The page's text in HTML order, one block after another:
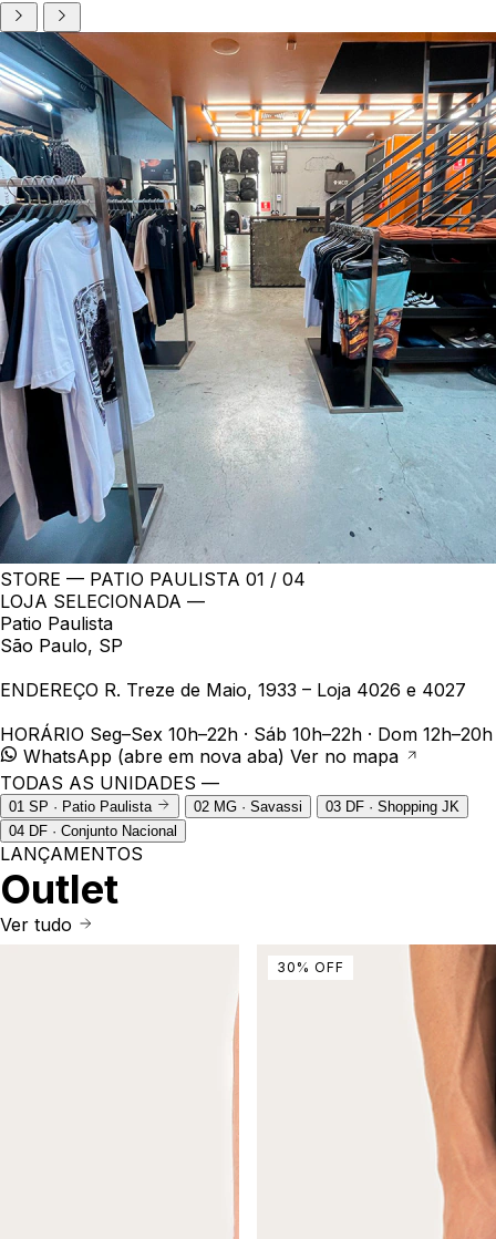
STORE — PATIO PAULISTA 01 / 04
LOJA SELECIONADA —
Patio Paulista
São Paulo, SP
ENDEREÇO R. Treze de Maio, 1933 – Loja 4026 e 4027
HORÁRIO Seg–Sex 10h–22h · Sáb 10h–22h · Dom 12h–20h
WhatsApp (abre em nova aba) Ver no mapa
TODAS AS UNIDADES —
01 SP · Patio Paulista 02 MG · Savassi 03 DF · Shopping JK
04 DF · Conjunto Nacional
LANÇAMENTOS
Outlet
Ver tudo
30 % OFF